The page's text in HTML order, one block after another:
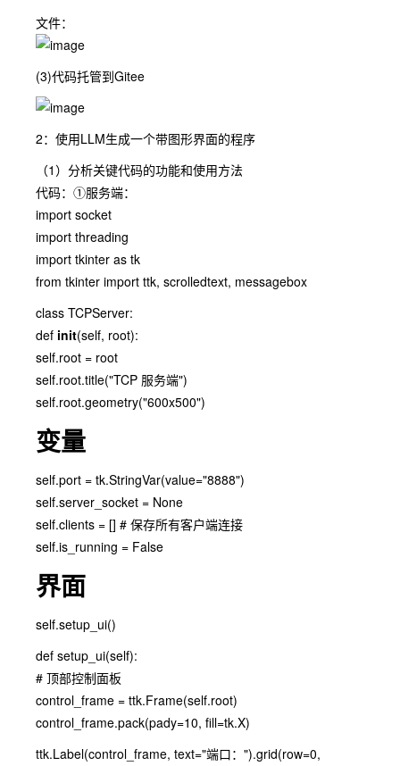
文件：
(3)代码托管到Gitee
2：使用LLM生成一个带图形界面的程序
（1）分析关键代码的功能和使用方法
代码：①服务端：
import socket
import threading
import tkinter as tk
from tkinter import ttk, scrolledtext, messagebox
class TCPServer:
def init(self, root):
self.root = root
self.root.title("TCP 服务端")
self.root.geometry("600x500")
变量
self.port = tk.StringVar(value="8888")
self.server_socket = None
self.clients = [] # 保存所有客户端连接
self.is_running = False
界面
self.setup_ui()
def setup_ui(self):
# 顶部控制面板
control_frame = ttk.Frame(self.root)
control_frame.pack(pady=10, fill=tk.X)
ttk.Label(control_frame, text="端口：").grid(row=0,